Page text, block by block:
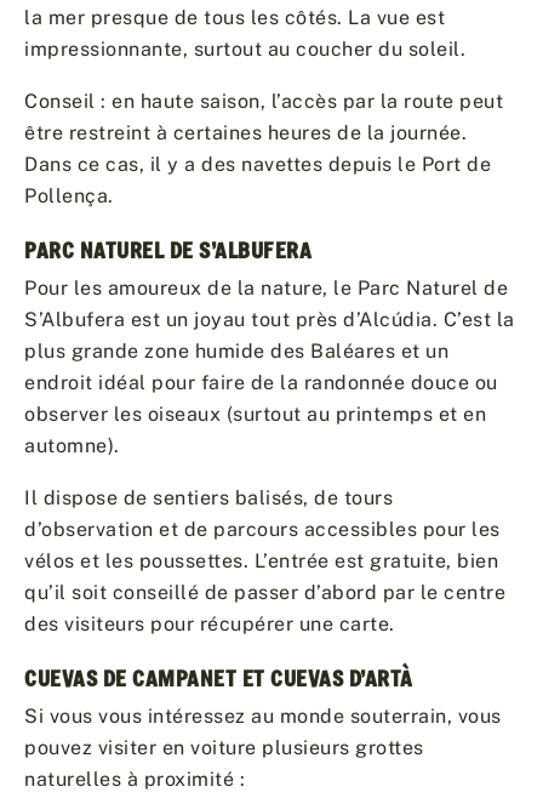
la mer presque de tous les côtés. La vue est
impressionnante, surtout au coucher du soleil.
Conseil : en haute saison, l’accès par la route peut
être restreint à certaines heures de la journée.
Dans ce cas, il y a des navettes depuis le Port de
Pollença.
PARC NATUREL DE S’ALBUFERA
Pour les amoureux de la nature, le Parc Naturel de
S’Albufera est un joyau tout près d’Alcúdia. C’est la
plus grande zone humide des Baléares et un
endroit idéal pour faire de la randonnée douce ou
observer les oiseaux (surtout au printemps et en
automne).
Il dispose de sentiers balisés, de tours
d’observation et de parcours accessibles pour les
vélos et les poussettes. L’entrée est gratuite, bien
qu’il soit conseillé de passer d’abord par le centre
des visiteurs pour récupérer une carte.
CUEVAS DE CAMPANET ET CUEVAS D’ARTÀ
Si vous vous intéressez au monde souterrain, vous
pouvez visiter en voiture plusieurs grottes
naturelles à proximité :